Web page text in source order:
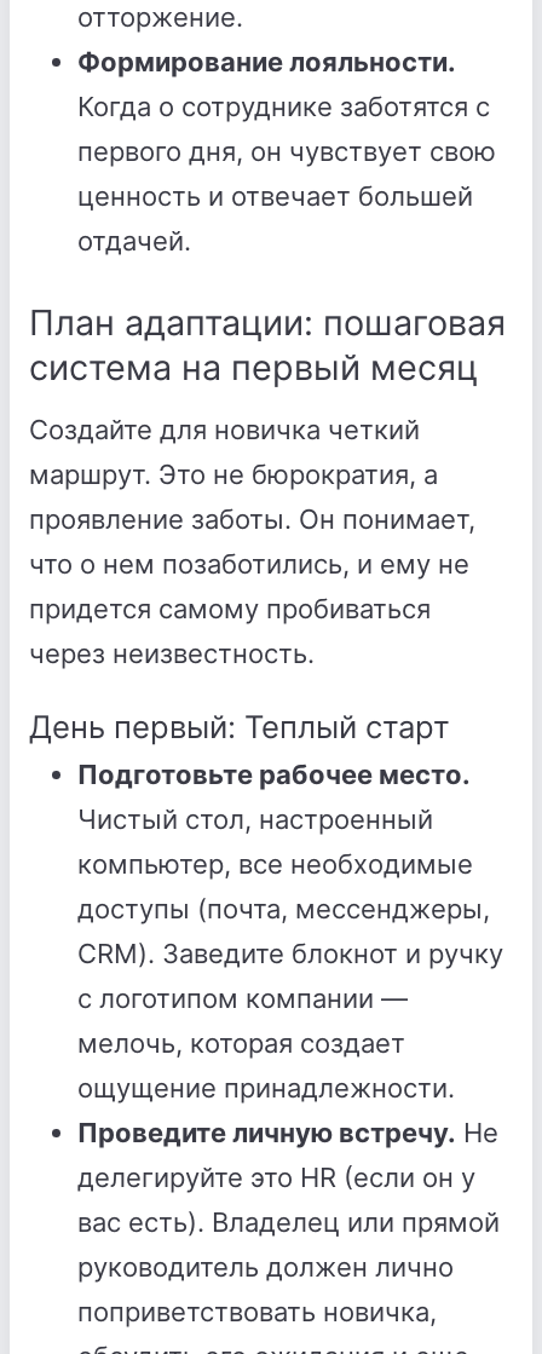
отторжение.
Формирование лояльности.
Когда о сотруднике заботятся с
первого дня, он чувствует свою
ценность и отвечает большей
отдачей.
План адаптации: пошаговая
система на первый месяц
Создайте для новичка четкий
маршрут. Это не бюрократия, а
проявление заботы. Он понимает,
что о нем позаботились, и ему не
придется самому пробиваться
через неизвестность.
День первый: Теплый старт
Подготовьте рабочее место.
Чистый стол, настроенный
компьютер, все необходимые
доступы (почта, мессенджеры,
CRM). Заведите блокнот и ручку
с логотипом компании —
мелочь, которая создает
ощущение принадлежности.
Проведите личную встречу. Не
делегируйте это HR (если он у
вас есть). Владелец или прямой
руководитель должен лично
поприветствовать новичка,